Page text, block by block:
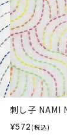
刺し子 NAMI
¥572 (税込)